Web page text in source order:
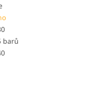
barů